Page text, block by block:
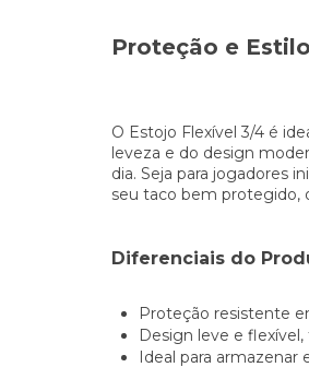
Proteção e
O Estojo Flexível 3/4 é
leveza e do design
dia. Seja para jogadores
seu taco bem protegido,
Diferenciais do
Proteção resistente
Design leve e
Ideal para armazenar